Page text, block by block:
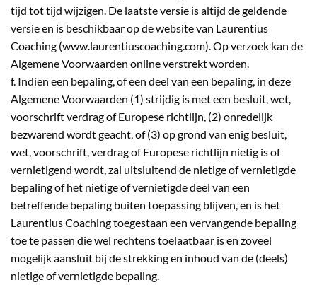
tijd tot tijd wijzigen. De laatste versie is altijd de geldende
versie en is beschikbaar op de website van Laurentius
Coaching (www.laurentiuscoaching.com). Op verzoek kan de
Algemene Voorwaarden online verstrekt worden.
f. Indien een bepaling, of een deel van een bepaling, in deze
Algemene Voorwaarden (1) strijdig is met een besluit, wet,
voorschrift verdrag of Europese richtlijn, (2) onredelijk
bezwarend wordt geacht, of (3) op grond van enig besluit,
wet, voorschrift, verdrag of Europese richtlijn nietig is of
vernietigend wordt, zal uitsluitend de nietige of vernietigde
bepaling of het nietige of vernietigde deel van een
betreffende bepaling buiten toepassing blijven, en is het
Laurentius Coaching toegestaan een vervangende bepaling
toe te passen die wel rechtens toelaatbaar is en zoveel
mogelijk aansluit bij de strekking en inhoud van de (deels)
nietige of vernietigde bepaling.